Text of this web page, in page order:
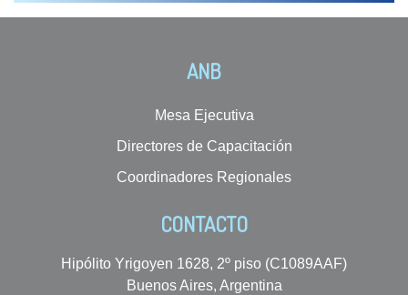
ANB
Mesa Ejecutiva
Directores de Capacitación
Coordinadores Regionales
CONTACTO
Hipólito Yrigoyen 1628, 2º piso (C1089AAF)
Buenos Aires, Argentina